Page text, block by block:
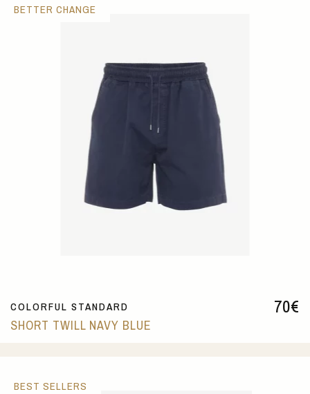
70€
COLORFUL STANDARD
SHORT TWILL NAVY BLUE
BETTER CHANGE
BEST SELLERS